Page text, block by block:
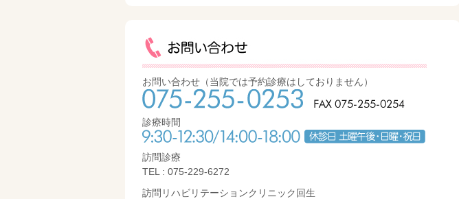
お問い合わせ（当院では予約診療はしておりません）
診療時間
訪問診療
TEL : 075-229-6272
訪問リハビリテーションクリニック回生